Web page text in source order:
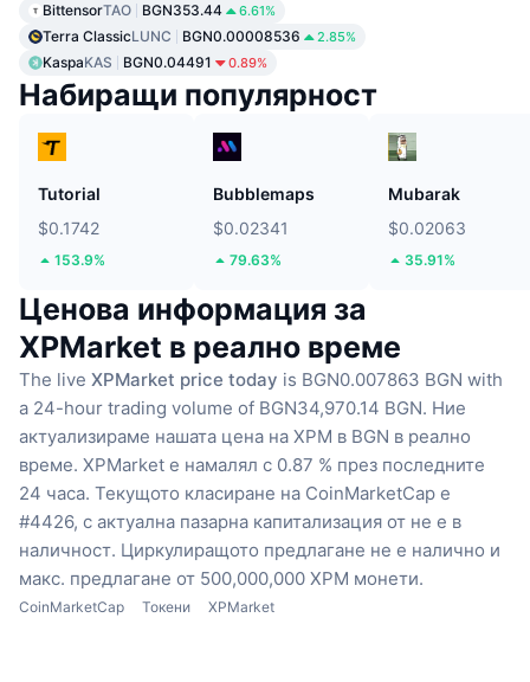
BittensorTAO BGN353.44 6.61%
Terra ClassicLUNC BGN0.00008536 2.85%
KaspaKAS BGN0.04491 0.89%
Набиращи популярност
Tutorial
$0.1742
153.9%
Bubblemaps
$0.02341
79.63%
Mubarak
$0.02063
35.91%
Ценова информация за
XPMarket в реално време
The live XPMarket price today is BGN0.007863 BGN with
a 24-hour trading volume of BGN34,970.14 BGN. Ние
актуализираме нашата цена на XPM в BGN в реално
време. XPMarket е намалял с 0.87 % през последните
24 часа. Текущото класиране на CoinMarketCap е
#4426, с актуална пазарна капитализация от не е в
наличност. Циркулиращото предлагане не е налично и
макс. предлагане от 500,000,000 XPM монети.
CoinMarketCap Токени XPMarket